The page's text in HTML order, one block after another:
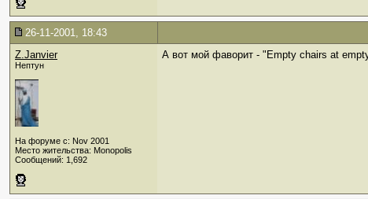
26-11-2001, 18:43
Z.Janvier
Нептун
На форуме с: Nov 2001
Место жительства: Monopolis
Сообщений: 1,692
А вот мой фаворит - "Empty chairs at